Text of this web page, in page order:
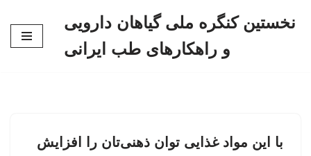
نخستین کنگره ملی گیاهان دارویی
و راهکارهای طب ایرانی
با این مواد غذایی توان ذهنی‌تان را افزایش